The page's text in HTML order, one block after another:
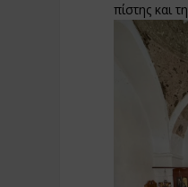
πίστης και